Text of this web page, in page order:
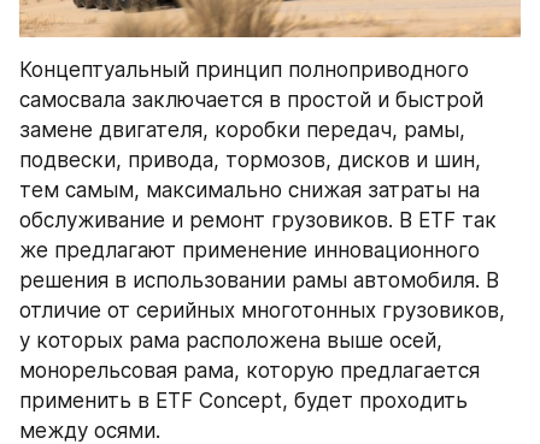
Концептуальный принцип полноприводного
самосвала заключается в простой и быстрой
замене двигателя, коробки передач, рамы,
подвески, привода, тормозов, дисков и шин,
тем самым, максимально снижая затраты на
обслуживание и ремонт грузовиков. В ETF так
же предлагают применение инновационного
решения в использовании рамы автомобиля. В
отличие от серийных многотонных грузовиков,
у которых рама расположена выше осей,
монорельсовая рама, которую предлагается
применить в ETF Concept, будет проходить
между осями.